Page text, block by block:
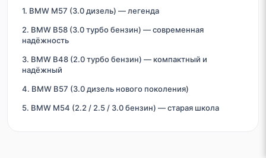
1. BMW M57 (3.0 дизель) — легенда
2. BMW B58 (3.0 турбо бензин) — современная
надёжность
3. BMW B48 (2.0 турбо бензин) — компактный и
надёжный
4. BMW B57 (3.0 дизель нового поколения)
5. BMW M54 (2.2 / 2.5 / 3.0 бензин) — старая школа